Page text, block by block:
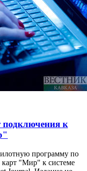
подключения к
программу по
"Мир" к системе